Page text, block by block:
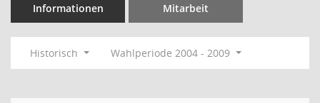
Informationen Mitarbeit
Historisch Wahlperiode 2004 - 2009